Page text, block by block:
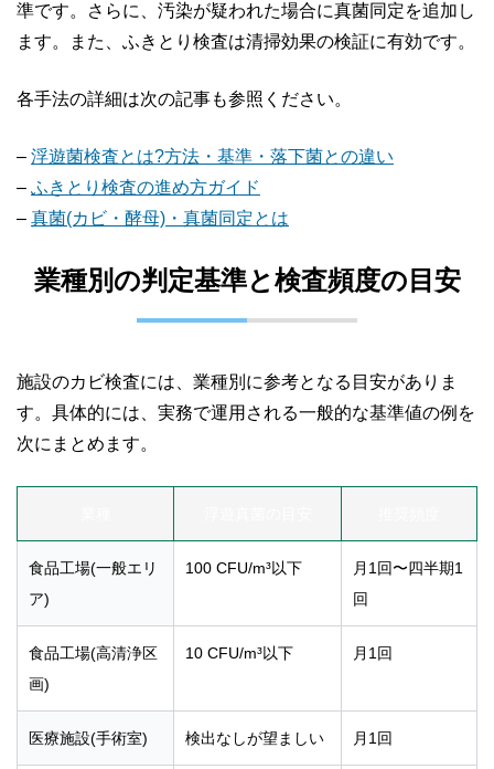
準です。さらに、汚染が疑われた場合に真菌同定を追加し
ます。また、ふきとり検査は清掃効果の検証に有効です。
各手法の詳細は次の記事も参照ください。
– 浮遊菌検査とは?方法・基準・落下菌との違い
– ふきとり検査の進め方ガイド
– 真菌(カビ・酵母)・真菌同定とは
業種別の判定基準と検査頻度の目安
施設のカビ検査には、業種別に参考となる目安がありま
す。具体的には、実務で運用される一般的な基準値の例を
次にまとめます。
食品工場(一般エリ
ア)
100 CFU/m³以下
月1回〜四半期1
回
食品工場(高清浄区
画)
10 CFU/m³以下 月1回
医療施設(手術室) 検出なしが望ましい 月1回